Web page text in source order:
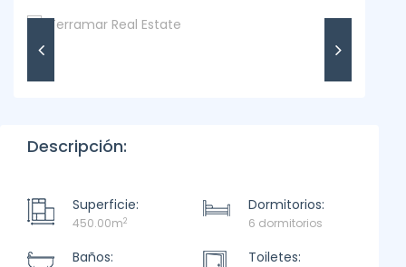
Descripción:
Superficie:
450.00m2
Dormitorios:
6 dormitorios
Baños: Toiletes: